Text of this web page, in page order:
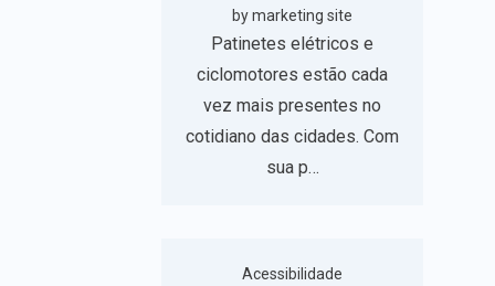
bymarketing site
Patinetes elétricos e
ciclomotores estão cada
vez mais presentes no
cotidiano das cidades. Com
sua p…
Acessibilidade